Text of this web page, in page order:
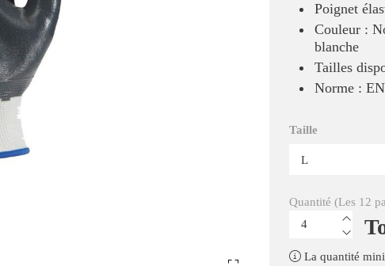
Poignet
Couleur :
blanche
Tailles
Norme :
Taille
Quantité (Les 12
La quantité